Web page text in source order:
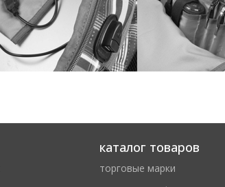
каталог товаров
торговые марки